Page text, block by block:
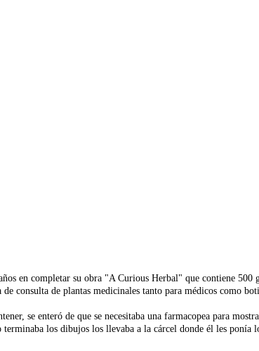
en completar su obra "A Curious Herbal" que contiene 500
consulta de plantas medicinales tanto para médicos como
se enteró de que se necesitaba una farmacopea para
los dibujos los llevaba a la cárcel donde él les ponía